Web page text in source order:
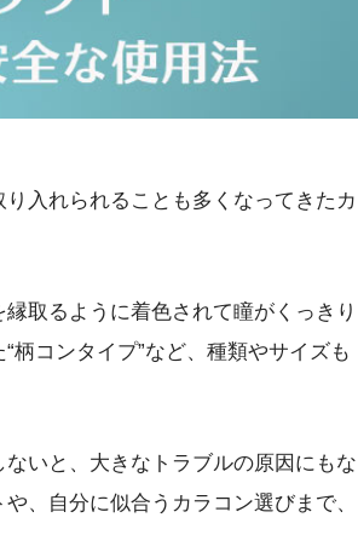
入れられることも多くなってきたカ
取るように着色されて瞳がくっきり
柄コンタイプ”など、種類やサイズも
いと、大きなトラブルの原因にもな
、自分に似合うカラコン選びまで、